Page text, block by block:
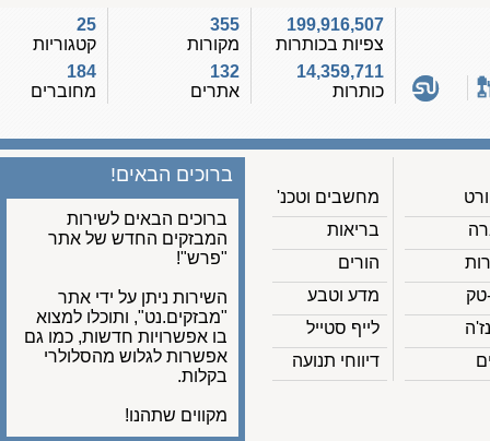
199,916,507
צפיות בכותרות
14,359,711
כותרות
355
מקורות
132
אתרים
קטגוריות
184
מחוברים
מחשבים וטכנ'
בריאות
הורים
מדע וטבע
לייף סטייל
דיווחי תנועה
ברוכים הבאים!
ברוכים הבאים לשירות
המבזקים החדש של אתר
"פרש"!
השירות ניתן על ידי אתר
"מבזקים.נט", ותוכלו למצוא
בו אפשרויות חדשות, כמו גם
אפשרות לגלוש מהסלולרי
בקלות.
מקווים שתהנו!